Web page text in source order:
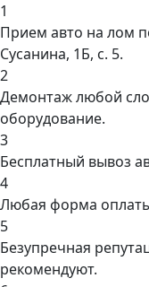
1
Прием авто на лом
Сусанина, 1Б, с. 5.
2
Демонтаж любой
оборудование.
3
Бесплатный вывоз
4
Любая форма
5
Безупречная
рекомендуют.